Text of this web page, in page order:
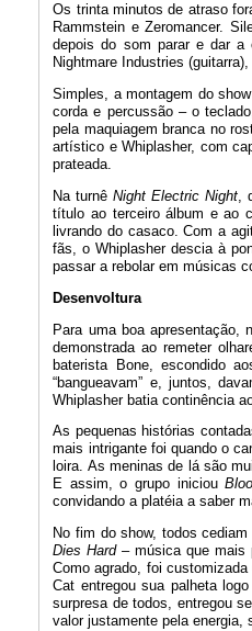
Os trinta minutos de atraso
Rammstein e Zeromancer.
depois do som parar e dar a
Nightmare Industries
Simples, a montagem do
corda e percussão – o
pela maquiagem branca no
artístico e Whiplasher, com
prateada.
Na turnêNight Electric Night
título ao terceiro álbum e ao
livrando do casaco. Com a
fãs, o Whiplasher descia à
passar a rebolar em músicas
Desenvoltura
Para uma boa apresentação,
demonstrada ao remeter
baterista Bone, escondido
“bangueavam” e, juntos,
Whiplasher batia continência
As pequenas histórias
mais intrigante foi quando o
loira. As meninas de lá são
E assim, o grupo iniciou
convidando a platéia a saber
No fim do show, todos
Dies Hard– música que mais
Como agrado, foi
Cat entregou sua palheta
surpresa de todos, entregou
valor justamente pela energia,